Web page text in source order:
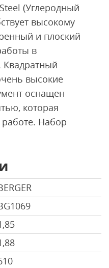
(Углеродный
высокому
и плоский
в
Квадратный
высокие
оснащен
которая
Набор